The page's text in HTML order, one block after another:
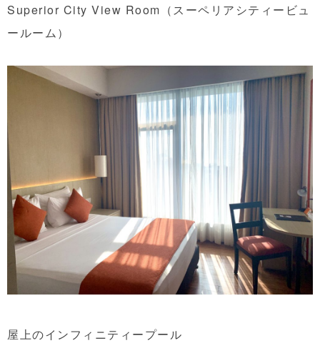
Superior City View Room（スーペリアシティービュ
ールーム）
屋上のインフィニティープール